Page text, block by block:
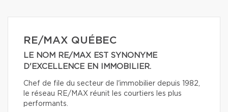
RE/MAX QUÉBEC
LE NOM RE/MAX EST SYNONYME
D'EXCELLENCE EN IMMOBILIER.
Chef de file du secteur de l'immobilier depuis 1982,
le réseau RE/MAX réunit les courtiers les plus
performants.